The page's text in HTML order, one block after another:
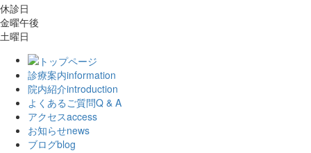
休診日
金曜午後
土曜日
診療案内information
院内紹介introduction
よくあるご質問Q & A
アクセスaccess
お知らせnews
ブログblog